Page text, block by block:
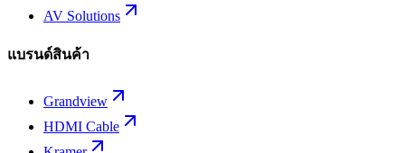
AV Solutions
แบรนด์สินค้า
Grandview
HDMI Cable